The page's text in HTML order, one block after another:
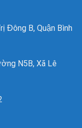
Đông B, Quận Bình
N5B, Xã Lê